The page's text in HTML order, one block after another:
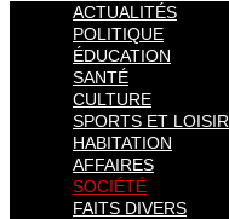
ACTUALITÉS
POLITIQUE
ÉDUCATION
SANTÉ
CULTURE
SPORTS ET
HABITATION
AFFAIRES
SOCIÉTÉ
FAITS DIVERS